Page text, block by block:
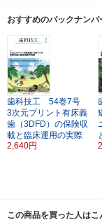
おすすめのバックナンバ
歯科技工 54巻7号
3次元プリント有床義
歯（3DFD）の保険収
載と臨床運用の実際
2,640円
この商品を買った人は